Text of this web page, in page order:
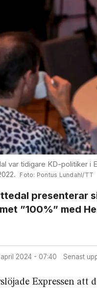
var tidigare KD-politiker i
Pontus Lundahl/TT
presenterar
”100%” med
6 april 2024 - 07:40 Senast
Expressen